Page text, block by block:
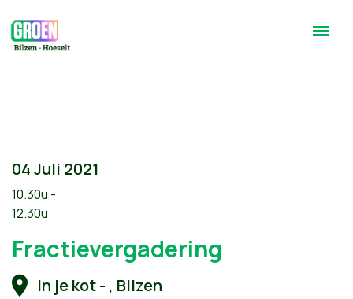
04 Juli 2021
10.30u -
12.30u
Fractievergadering
in je kot - , Bilzen